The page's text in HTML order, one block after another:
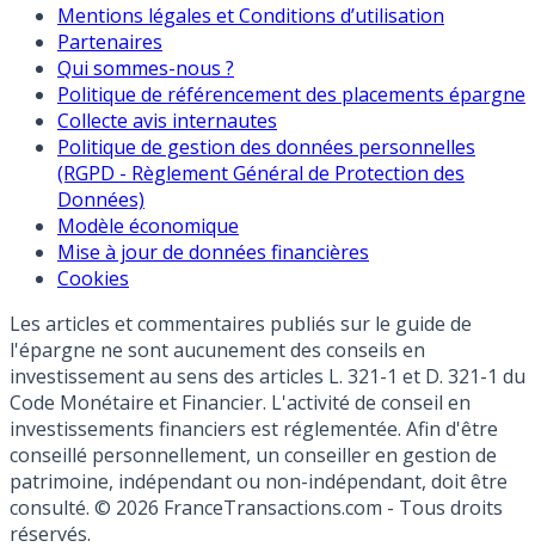
Mentions légales et Conditions d’utilisation
Partenaires
Qui sommes-nous ?
Politique de référencement des placements épargne
Collecte avis internautes
Politique de gestion des données personnelles
(RGPD - Règlement Général de Protection des
Données)
Modèle économique
Mise à jour de données financières
Cookies
Les articles et commentaires publiés sur le guide de
l'épargne ne sont aucunement des conseils en
investissement au sens des articles L. 321-1 et D. 321-1 du
Code Monétaire et Financier. L'activité de conseil en
investissements financiers est réglementée. Afin d'être
conseillé personnellement, un conseiller en gestion de
patrimoine, indépendant ou non-indépendant, doit être
consulté. © 2026 FranceTransactions.com - Tous droits
réservés.